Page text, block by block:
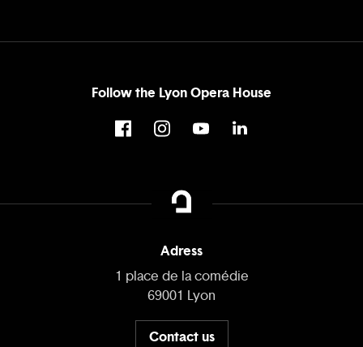
Follow the Lyon Opera House
Adress
1 place de la comédie
69001 Lyon
Contact us